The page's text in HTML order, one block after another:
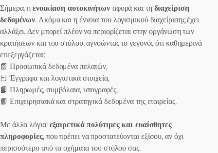
Σήμερα, η ενοικίαση αυτοκινήτων αφορά και τη διαχείριση
δεδομένων. Ακόμα και η έννοια του λογισμικού διαχείρισης έχει
αλλάξει. Δεν μπορεί πλέον να περιορίζεται στην οργάνωση των
κρατήσεων και του στόλου, αγνοώντας το γεγονός ότι καθημερινά
επεξεργάζεται:
📗 Προσωπικά δεδομένα πελατών,
📕 Έγγραφα και λογιστικά στοιχεία,
📘 Πληρωμές, συμβόλαια, υπογραφές,
📙 Επιχειρησιακά και στρατηγικά δεδομένα της εταιρείας.
Με άλλα λόγια: εξαιρετικά πολύτιμες και ευαίσθητες
πληροφορίες, που πρέπει να προστατεύονται εξίσου, αν όχι
περισσότερο από τα οχήματα του στόλου σας.